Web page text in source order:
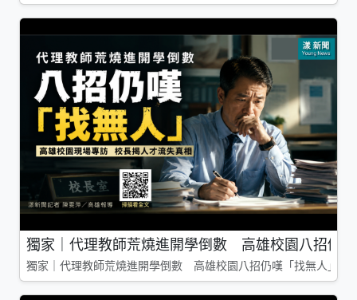
獨家｜代理教師荒燒進開學倒數 高雄校園八招仍
獨家｜代理教師荒燒進開學倒數 高雄校園八招仍嘆「找無人」